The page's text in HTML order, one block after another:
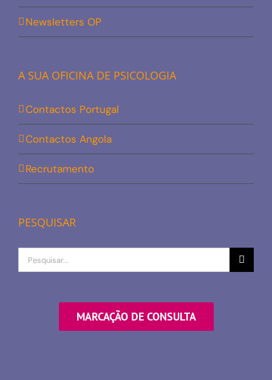
Newsletters OP
A SUA OFICINA DE PSICOLOGIA
Contactos Portugal
Contactos Angola
Recrutamento
PESQUISAR
Procurar
por
MARCAÇÃO DE CONSULTA